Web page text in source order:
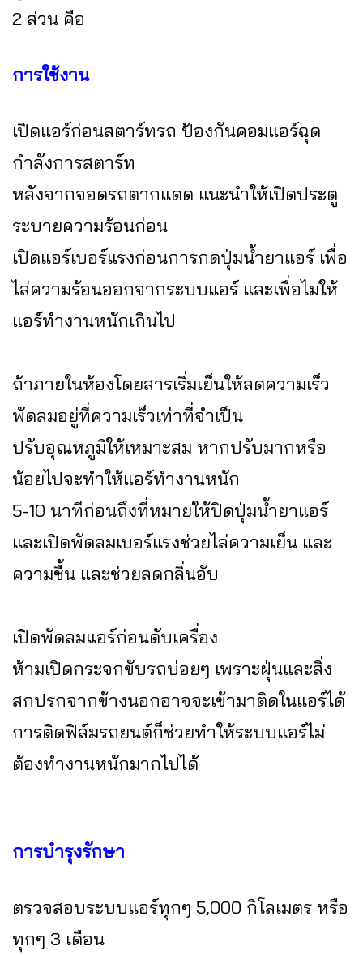
2 ส่วน คือ
การใช้งาน
เปิดแอร์ก่อนสตาร์ทรถ ป้องกันคอมแอร์ฉุด
กำลังการสตาร์ท
หลังจากจอดรถตากแดด แนะนำให้เปิดประตู
ระบายความร้อนก่อน
เปิดแอร์เบอร์แรงก่อนการกดปุ่มน้ำยาแอร์ เพื่อ
ไล่ความร้อนออกจากระบบแอร์ และเพื่อไม่ให้
แอร์ทำงานหนักเกินไป
ถ้าภายในห้องโดยสารเริ่มเย็นให้ลดความเร็ว
พัดลมอยู่ที่ความเร็วเท่าที่จำเป็น
ปรับอุณหภูมิให้เหมาะสม หากปรับมากหรือ
น้อยไปจะทำให้แอร์ทำงานหนัก
5-10 นาทีก่อนถึงที่หมายให้ปิดปุ่มน้ำยาแอร์
และเปิดพัดลมเบอร์แรงช่วยไล่ความเย็น และ
ความชื้น และช่วยลดกลิ่นอับ
เปิดพัดลมแอร์ก่อนดับเครื่อง
ห้ามเปิดกระจกขับรถบ่อยๆ เพราะฝุ่นและสิ่ง
สกปรกจากข้างนอกอาจจะเข้ามาติดในแอร์ได้
การติดฟิล์มรถยนต์ก็ช่วยทำให้ระบบแอร์ไม่
ต้องทำงานหนักมากไปได้
การบำรุงรักษา
ตรวจสอบระบบแอร์ทุกๆ 5,000 กิโลเมตร หรือ
ทุกๆ 3 เดือน